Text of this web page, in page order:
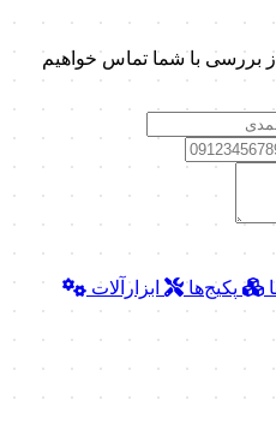
بررسی با شما تماس خواهیم
پکیج‌ها
ابزارآلات